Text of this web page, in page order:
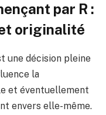
par R :
originalité
une décision pleine
la
et éventuellement
envers elle-même.